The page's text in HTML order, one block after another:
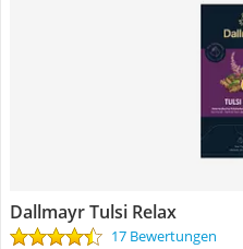
Dallmayr Tulsi Relax
17 Bewertungen